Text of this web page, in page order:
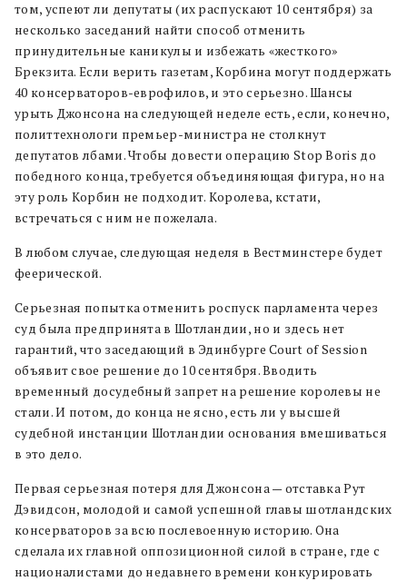
том, успеют ли депутаты (их распускают 10 сентября) за
несколько заседаний найти способ отменить
принудительные каникулы и избежать «жесткого»
Брекзита. Если верить газетам, Корбина могут поддержать
40 консерваторов-еврофилов, и это серьезно. Шансы
урыть Джонсона на следующей неделе есть, если, конечно,
политтехнологи премьер-министра не столкнут
депутатов лбами. Чтобы довести операцию Stop Boris до
победного конца, требуется объединяющая фигура, но на
эту роль Корбин не подходит. Королева, кстати,
встречаться с ним не пожелала.
В любом случае, следующая неделя в Вестминстере будет
феерической.
Серьезная попытка отменить роспуск парламента через
суд была предпринята в Шотландии, но и здесь нет
гарантий, что заседающий в Эдинбурге Court of Session
объявит свое решение до 10 сентября. Вводить
временный досудебный запрет на решение королевы не
стали. И потом, до конца не ясно, есть ли у высшей
судебной инстанции Шотландии основания вмешиваться
в это дело.
Первая серьезная потеря для Джонсона — отставка Рут
Дэвидсон, молодой и самой успешной главы шотландских
консерваторов за всю послевоенную историю. Она
сделала их главной оппозиционной силой в стране, где с
националистами до недавнего времени конкурировать